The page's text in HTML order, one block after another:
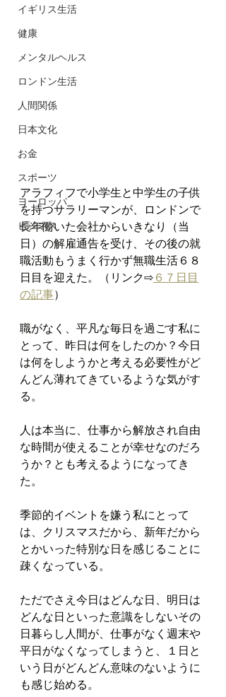
イギリス生活
健康
メンタルヘルス
ロンドン生活
人間関係
日本文化
お金
スポーツ
ヨーロッパ
ビジネス
アラフィフで小学生と中学生の子供
を持つサラリーマンが、ロンドンで
長年働いた会社からいきなり（当
日）の解雇通告を受け、その後の就
職活動もうまく行かず無職生活６８
日目を迎えた。（リンク⇨６７日目
の記事）
職がなく、平凡な毎日を過ごす私に
とって、昨日は何をしたのか？今日
は何をしようかと考える必要性がど
んどん薄れてきているような気がす
る。
人は本当に、仕事から解放され自由
な時間が使えることが幸せなのだろ
うか？とも考えるようになってき
た。
季節的イベントを嫌う私にとって
は、クリスマスだから、新年だから
とかいった特別な日を感じることに
疎くなっている。
ただでさえ今日はどんな日、明日は
どんな日といった意識をしないその
日暮らし人間が、仕事がなく週末や
平日がなくなってしまうと、１日と
いう日がどんどん意味のないように
も感じ始める。